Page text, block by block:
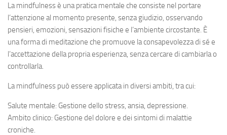
La mindfulness è una pratica mentale che consiste nel portare
l’attenzione al momento presente, senza giudizio, osservando
pensieri, emozioni, sensazioni fisiche e l’ambiente circostante. È
una forma di meditazione che promuove la consapevolezza di sé e
l’accettazione della propria esperienza, senza cercare di cambiarla o
controllarla.
La mindfulness può essere applicata in diversi ambiti, tra cui:
Salute mentale: Gestione dello stress, ansia, depressione.
Ambito clinico: Gestione del dolore e dei sintomi di malattie
croniche.